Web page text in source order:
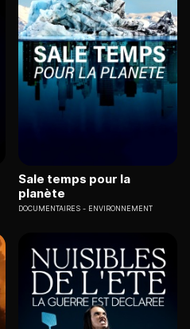
Sale temps pour la
planète
DOCUMENTAIRES ENVIRONNEMENT